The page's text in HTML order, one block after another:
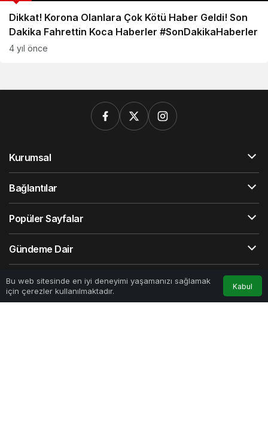
Dikkat! Korona Olanlara Çok Kötü Haber Geldi! Son
Dakika Fahrettin Koca Haberler #SonDakikaHaberler
4 yıl önce
Bu web sitesinde en iyi deneyimi yaşamanızı sağlamak
için çerezler kullanılmaktadır.
Kabul
Anasayfa Akış Bildirimler
0
Kurumsal
Bağlantılar
Popüler Sayfalar
Gündeme Dair
Akış İletişim Künye Hakkımızda
© Telif Hakkı 2026, Tüm Hakları Saklıdır